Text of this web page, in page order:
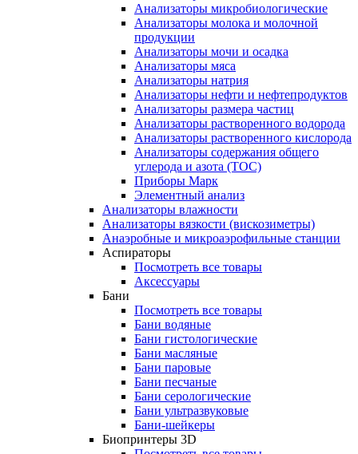
Анализаторы микробиологические
Анализаторы молока и молочной
продукции
Анализаторы мочи и осадка
Анализаторы мяса
Анализаторы натрия
Анализаторы нефти и нефтепродуктов
Анализаторы размера частиц
Анализаторы растворенного водорода
Анализаторы растворенного кислорода
Анализаторы содержания общего
углерода и азота (ТОС)
Приборы Марк
Элементный анализ
Анализаторы влажности
Анализаторы вязкости (вискозиметры)
Анаэробные и микроаэрофильные станции
Аспираторы
Посмотреть все товары
Аксессуары
Бани
Посмотреть все товары
Бани водяные
Бани гистологические
Бани масляные
Бани паровые
Бани песчаные
Бани серологические
Бани ультразвуковые
Бани-шейкеры
Биопринтеры 3D